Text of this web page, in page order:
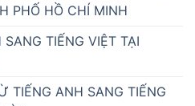
PHỐ HỒ CHÍ MINH
TIẾNG VIỆT TẠI
TIẾNG ANH SANG TIẾNG